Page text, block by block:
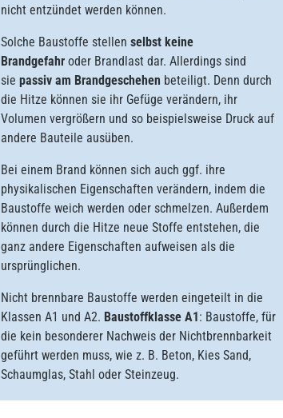
nicht entzündet werden können.
Solche Baustoffe stellen selbst keine
Brandgefahroder Brandlast dar. Allerdings sind
sie passiv am Brandgeschehen beteiligt. Denn durch
die Hitze können sie ihr Gefüge verändern, ihr
Volumen vergrößern und so beispielsweise Druck auf
andere Bauteile ausüben.
Bei einem Brand können sich auch ggf. ihre
physikalischen Eigenschaften verändern, indem die
Baustoffe weich werden oder schmelzen. Außerdem
können durch die Hitze neue Stoffe entstehen, die
ganz andere Eigenschaften aufweisen als die
ursprünglichen.
Nicht brennbare Baustoffe werden eingeteilt in die
Klassen A1 und A2. Baustoffklasse A1 : Baustoffe, für
die kein besonderer Nachweis der Nichtbrennbarkeit
geführt werden muss, wie z. B. Beton, Kies Sand,
Schaumglas, Stahl oder Steinzeug.